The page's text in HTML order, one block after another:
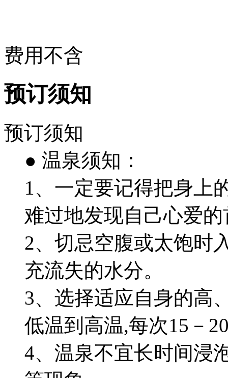
费用不含
预订须知
预订须知
● 温泉须知：
1、一定要记得把身上
难过地发现自己心爱
2、切忌空腹或太饱时
充流失的水分。
3、选择适应自身的高
低温到高温,每次15－
4、温泉不宜长时间浸